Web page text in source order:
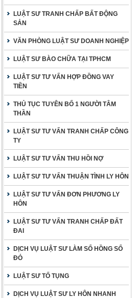
LUẬT SƯ TRANH CHẤP BẤT ĐỘNG
SẢN
VĂN PHÒNG LUẬT SƯ DOANH NGHIỆP
LUẬT SƯ BÀO CHỮA TẠI TPHCM
LUẬT SƯ TƯ VẤN HỢP ĐỒNG VAY
TIỀN
THỦ TỤC TUYÊN BỐ 1 NGƯỜI TÂM
THẦN
LUẬT SƯ TƯ VẤN TRANH CHẤP CÔNG
TY
LUẬT SƯ TƯ VẤN THU HỒI NỢ
LUẬT SƯ TƯ VẤN THUẬN TÌNH LY HÔN
LUẬT SƯ TƯ VẤN ĐƠN PHƯƠNG LY
HÔN
LUẬT SƯ TƯ VẤN TRANH CHẤP ĐẤT
ĐAI
DỊCH VỤ LUẬT SƯ LÀM SỔ HỒNG SỔ
ĐỎ
LUẬT SƯ TỐ TỤNG
DỊCH VỤ LUẬT SƯ LY HÔN NHANH